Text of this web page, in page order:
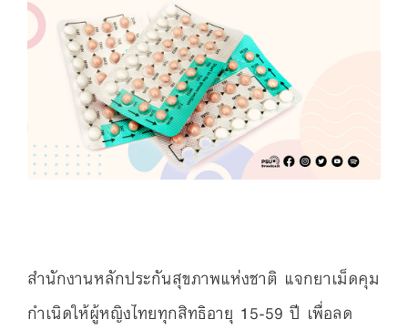
สำนักงานหลักประกันสุขภาพแห่งชาติ แจกยาเม็ดคุม
กำเนิดให้ผู้หญิงไทยทุกสิทธิอายุ 15-59 ปี เพื่อลด